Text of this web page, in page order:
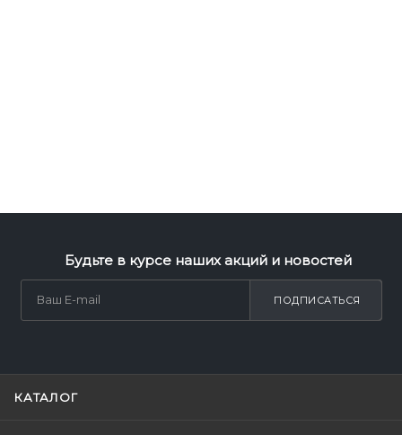
Будьте в курсе наших акций и новостей
ПОДПИСАТЬСЯ
КАТАЛОГ